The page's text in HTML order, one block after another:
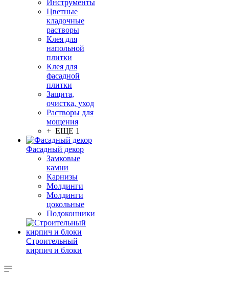
Инструменты
Цветные
кладочные
растворы
Клея для
напольной
плитки
Клея для
фасадной
плитки
Защита,
очистка, уход
Растворы для
мощения
+ ЕЩЕ 1
Фасадный декор
Замковые
камни
Карнизы
Молдинги
Молдинги
цокольные
Подоконники
Строительный
кирпич и блоки